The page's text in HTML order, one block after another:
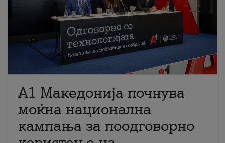
A1 Македонија почнува
моќна национална
кампања за поодговорно